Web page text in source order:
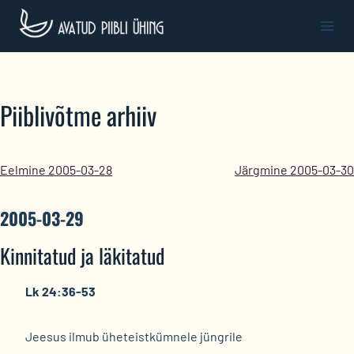
Skip
content
Piiblivõtme arhiiv
Eelmine 2005-03-28 Järgmine 2005-03-30
2005-03-29
Kinnitatud ja läkitatud
Lk 24:36-53
Jeesus ilmub üheteistkümnele jüngrile